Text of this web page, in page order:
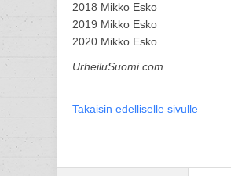
2018 Mikko Esko
2019 Mikko Esko
2020 Mikko Esko
UrheiluSuomi.com
Takaisin edelliselle sivulle